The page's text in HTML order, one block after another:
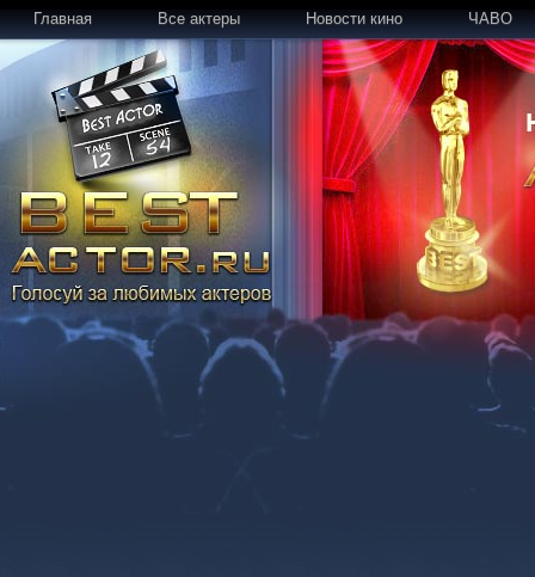
Главная Все актеры Новости кино ЧАВО